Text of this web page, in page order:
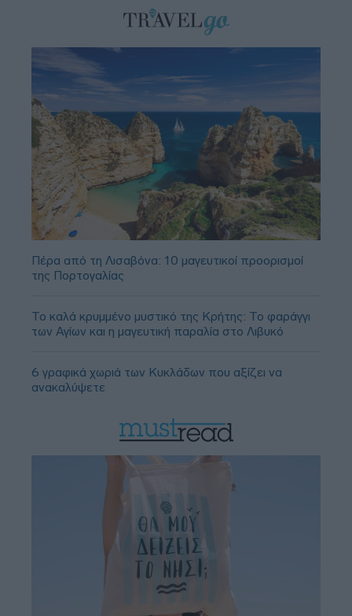
Πέρα από τη Λισαβόνα: 10 μαγευτικοί προορισμοί
της Πορτογαλίας
Το καλά κρυμμένο μυστικό της Κρήτης: Το φαράγγι
των Αγίων και η μαγευτική παραλία στο Λιβυκό
6 γραφικά χωριά των Κυκλάδων που αξίζει να
ανακαλύψετε